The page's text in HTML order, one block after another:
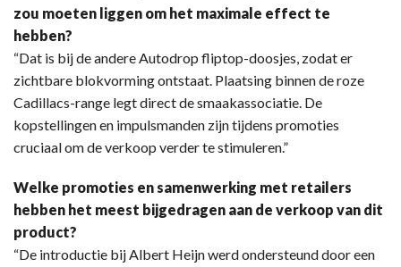
zou moeten liggen om het maximale effect te
hebben?
“Dat is bij de andere Autodrop fliptop-doosjes, zodat er
zichtbare blokvorming ontstaat. Plaatsing binnen de roze
Cadillacs-range legt direct de smaakassociatie. De
kopstellingen en impulsmanden zijn tijdens promoties
cruciaal om de verkoop verder te stimuleren.”
Welke promoties en samenwerking met retailers
hebben het meest bijgedragen aan de verkoop van dit
product?
“De introductie bij Albert Heijn werd ondersteund door een